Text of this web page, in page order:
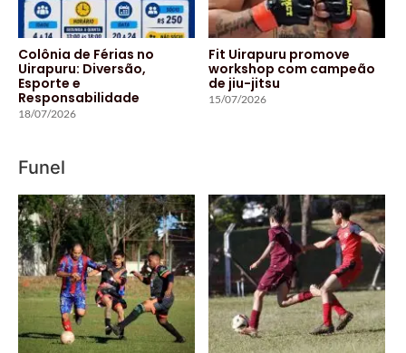
Colônia de Férias no
Uirapuru: Diversão,
Esporte e
Responsabilidade
18/07/2026
Fit Uirapuru promove
workshop com campeão
de jiu-jitsu
15/07/2026
Funel